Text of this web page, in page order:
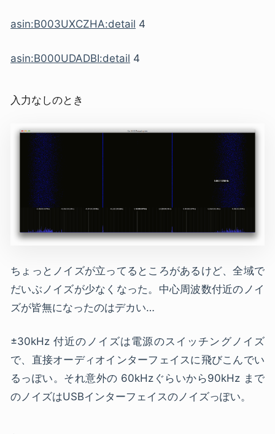
asin:B003UXCZHA:detail 4
asin:B000UDADBI:detail 4
入力なしのとき
ちょっとノイズが立ってるところがあるけど、全域で
だいぶノイズが少なくなった。中心周波数付近のノイ
ズが皆無になったのはデカい…
±30kHz 付近のノイズは電源のスイッチングノイズ
で、直接オーディオインターフェイスに飛びこんでい
るっぽい。それ意外の 60kHzぐらいから90kHz まで
のノイズはUSBインターフェイスのノイズっぽい。